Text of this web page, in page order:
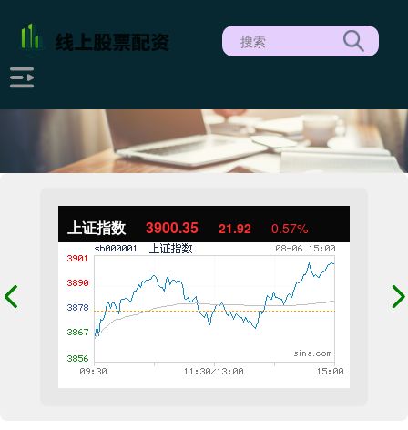
上证指数 3900.35 21.92 0.57%